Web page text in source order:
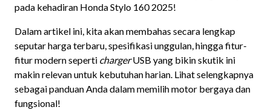
pada kehadiran Honda Stylo 160 2025!
Dalam artikel ini, kita akan membahas secara lengkap
seputar harga terbaru, spesifikasi unggulan, hingga fitur-
fitur modern seperti chargerUSB yang bikin skutik ini
makin relevan untuk kebutuhan harian. Lihat selengkapnya
sebagai panduan Anda dalam memilih motor bergaya dan
fungsional!